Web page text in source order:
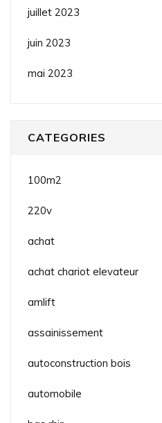
juillet 2023
juin 2023
mai 2023
CATEGORIES
100m2
220v
achat
achat chariot elevateur
amlift
assainissement
autoconstruction bois
automobile